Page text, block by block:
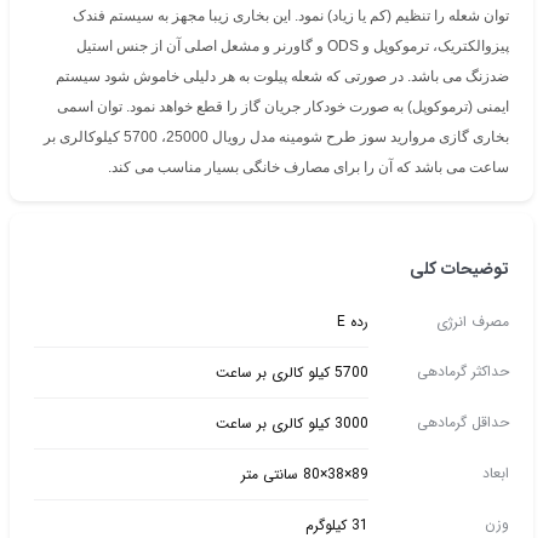
توان شعله را تنظیم (کم یا زیاد) نمود. این بخاری زیبا مجهز به سیستم فندک
پیزوالکتریک، ترموکوپل و ODS و گاورنر و مشعل اصلی آن از جنس استیل
ضدزنگ می باشد. در صورتی که شعله پیلوت به هر دلیلی خاموش شود سیستم
ایمنی (ترموکوپل) به صورت خودکار جریان گاز را قطع خواهد نمود. توان اسمی
بخاری گازی مروارید سوز طرح شومینه مدل رویال 25000، 5700 کیلوکالری بر
ساعت می باشد که آن را برای مصارف خانگی بسیار مناسب می کند.
توضیحات کلی
مصرف انرژی رده E
حداکثر گرمادهی 5700 کیلو کالری بر ساعت
حداقل گرمادهی 3000 کیلو کالری بر ساعت
ابعاد 89×38×80 سانتی متر
وزن 31 کیلوگرم